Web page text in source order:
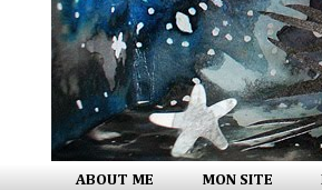
ABOUT ME MON SITE